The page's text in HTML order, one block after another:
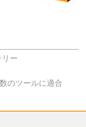
ー
のツールに適合